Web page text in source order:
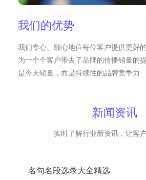
我们的优势
我们专心、细心地位每位客户提供更好
为一个个客户带去了品牌的传播销量的
是今天销量，而是持续性的品牌竞争力
新闻资讯
实时了解行业新资讯，让客
名句名段选录大全精选